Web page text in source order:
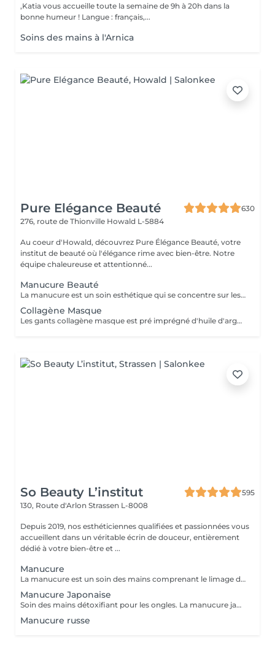
,Katia vous accueille toute la semaine de 9h à 20h dans la
bonne humeur ! Langue : français,...
Soins des mains à l'Arnica
Pure Elégance Beauté
630
276, route de Thionville Howald L-5884
Au coeur d'Howald, découvrez Pure Élégance Beauté, votre
institut de beauté où l'élégance rime avec bien-être. Notre
équipe chaleureuse et attentionné...
Manucure Beauté
La manucure est un soin esthétique qui se concentre sur les ongles. Esthéticienne trempera vos doigts dans un bol d'eau chaude au début du processus de manucure. La manucure permet de fortifier les ongles, de les débarrasser des petites peaux mortes qui les entourent et d'afficher des mains soignées. Se limite à repousser les cuticules, limer et polir les ongles et accompagner d'un massage des mains à la fin de la manucure et les recouvrir éventuellement de vernis à ongles à la fin.
Collagène Masque
Les gants collagène masque est pré imprégné d'huile d'argon et d'une émulsion riche en collagène pour pénétrer et hydrater la peau.
So Beauty L’institut
595
130, Route d'Arlon Strassen L-8008
Depuis 2019, nos esthéticiennes qualifiées et passionnées vous
accueillent dans un véritable écrin de douceur, entièrement
dédié à votre bien-être et ...
Manucure
La manucure est un soin des mains comprenant le limage des ongles, la pousse et la coupe des cuticules, gommage, massage avec crème de soin et application d'un vernis transparent si désiré.
Manucure Japonaise
Soin des mains détoxifiant pour les ongles. La manucure japonaise consiste à polir et nettoyer les ongles en profondeur pour ensuite les nourrir avec une pâte à base de cire d'abeille qui va oxygéner l'ongle. L'ongle ressort brillant naturellement et pour une durée de 3 semaines. Comprend le limage des ongles, la pousse et la coupe des cuticules, polissage, application de la pâte à base de cire d'abeille et de la poudre fixante, gommage, massage avec crème de soin et application d'un vernis transparent si désiré.
Manucure russe